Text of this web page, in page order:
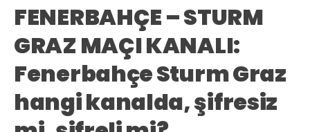
FENERBAHÇE – STURM
GRAZ MAÇI KANALI:
Fenerbahçe Sturm Graz
hangi kanalda, şifresiz